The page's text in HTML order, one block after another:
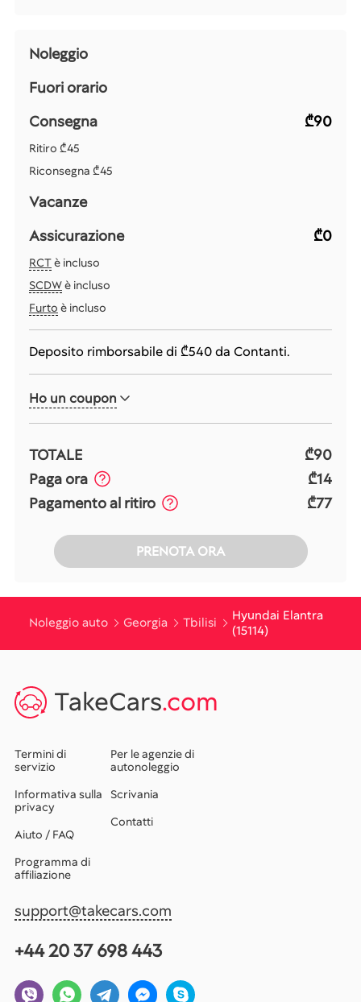
Noleggio
Fuori orario
Consegna
₾90
Ritiro ₾45
Riconsegna ₾45
Vacanze
Assicurazione
₾0
RCTè incluso
SCDWè incluso
Furto è incluso
Deposito rimborsabile di ₾540da Contanti.
Ho un coupon
TOTALE
₾90
Paga ora
₾14
Pagamento al ritiro
₾77
PRENOTA ORA
Noleggio auto Georgia Tbilisi
Hyundai Elantra
(15114)
TakeCars.com
Termini di
servizio
Informativa sulla
privacy
Aiuto / FAQ
Programma di
affiliazione
Per le agenzie di
autonoleggio
Scrivania
Contatti
support@takecars.com
+44 20 37 698 443